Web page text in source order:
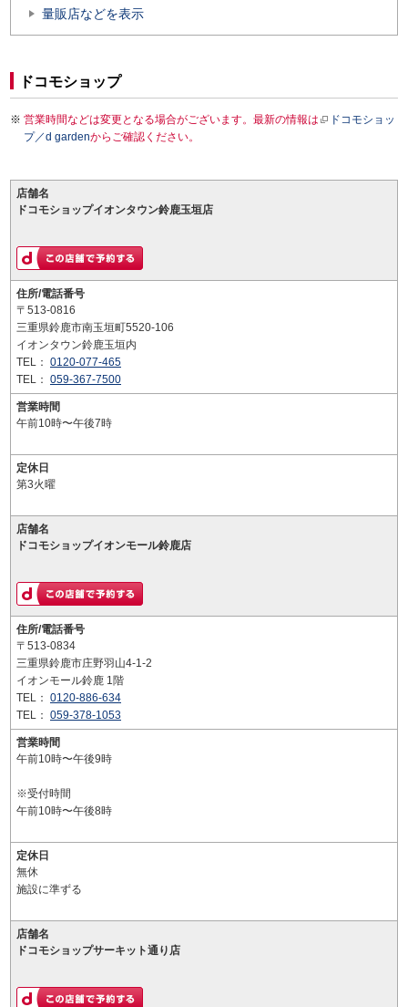
量販店などを表示
ドコモショップ
営業時間などは変更となる場合がございます。最新の情報は
ドコモショッ
プ／d gardenからご確認ください。
店舗名
ドコモショップイオンタウン鈴鹿玉垣店
住所/電話番号
〒513-0816
三重県鈴鹿市南玉垣町5520-106
イオンタウン鈴鹿玉垣内
TEL： 0120-077-465
TEL： 059-367-7500
営業時間
午前10時〜午後7時
定休日
第3火曜
店舗名
ドコモショップイオンモール鈴鹿店
住所/電話番号
〒513-0834
三重県鈴鹿市庄野羽山4-1-2
イオンモール鈴鹿 1階
TEL： 0120-886-634
TEL： 059-378-1053
営業時間
午前10時〜午後9時
※受付時間
午前10時〜午後8時
定休日
無休
施設に準ずる
店舗名
ドコモショップサーキット通り店